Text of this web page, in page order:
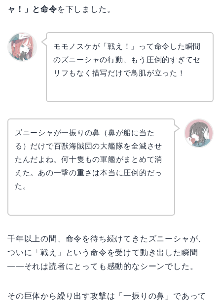
ャ！」と命令を下しました。
モモノスケが「戦え！」って命令した瞬間
のズニーシャの行動、もう圧倒的すぎてセ
リフもなく描写だけで鳥肌が立った！
ズニーシャが一振りの鼻（鼻が船に当た
る）だけで百獣海賊団の大艦隊を全滅させ
たんだよね。何十隻もの軍艦がまとめて消
えた。あの一撃の重さは本当に圧倒的だっ
た。
千年以上の間、命令を待ち続けてきたズニーシャが、
ついに「戦え」という命令を受けて動き出した瞬間
——それは読者にとっても感動的なシーンでした。
その巨体から繰り出す攻撃は「一振りの鼻」であって